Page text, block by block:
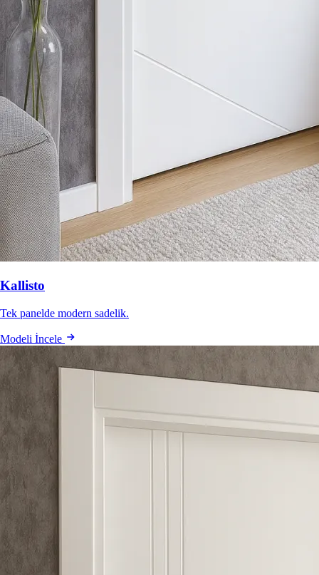
Kallisto
Tek panelde modern sadelik.
Modeli İncele